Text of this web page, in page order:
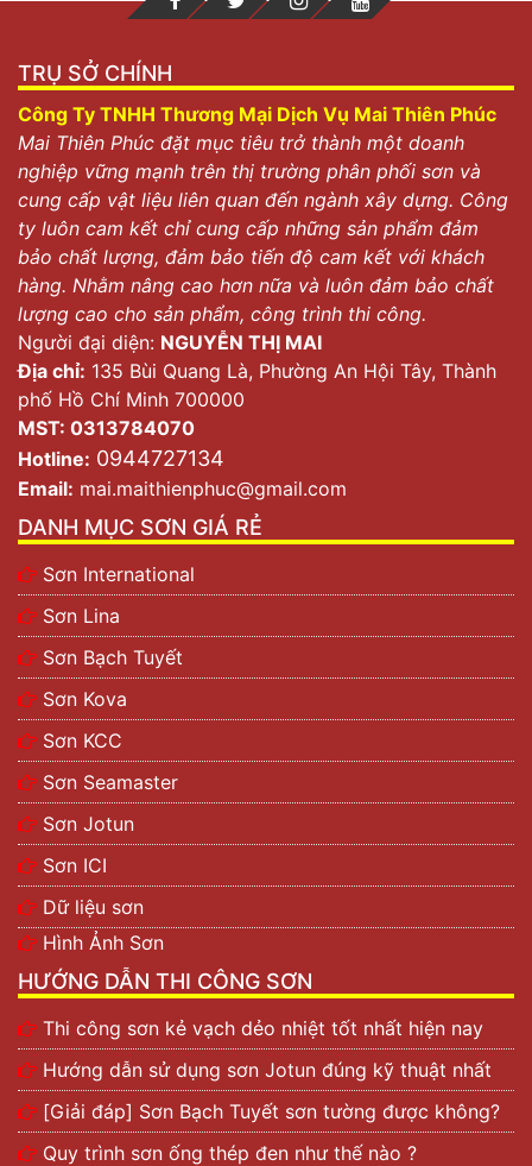
TRỤ SỞ CHÍNH
Công Ty TNHH Thương Mại Dịch Vụ Mai Thiên Phúc
Mai Thiên Phúc đặt mục tiêu trở thành một doanh
nghiệp vững mạnh trên thị trường phân phối sơn và
cung cấp vật liệu liên quan đến ngành xây dựng. Công
ty luôn cam kết chỉ cung cấp những sản phẩm đảm
bảo chất lượng, đảm bảo tiến độ cam kết với khách
hàng. Nhằm nâng cao hơn nữa và luôn đảm bảo chất
lượng cao cho sản phẩm, công trình thi công.
Người đại diện: NGUYỄN THỊ MAI
Địa chỉ: 135 Bùi Quang Là, Phường An Hội Tây, Thành
phố Hồ Chí Minh 700000
MST: 0313784070
Hotline: 0944727134
Email: mai.maithienphuc@gmail.com
DANH MỤC SƠN GIÁ RẺ
Sơn International
Sơn Lina
Sơn Bạch Tuyết
Sơn Kova
Sơn KCC
Sơn Seamaster
Sơn Jotun
Sơn ICI
Dữ liệu sơn
Hình Ảnh Sơn
HƯỚNG DẪN THI CÔNG SƠN
Thi công sơn kẻ vạch dẻo nhiệt tốt nhất hiện nay
Hướng dẫn sử dụng sơn Jotun đúng kỹ thuật nhất
[Giải đáp] Sơn Bạch Tuyết sơn tường được không?
Quy trình sơn ống thép đen như thế nào ?